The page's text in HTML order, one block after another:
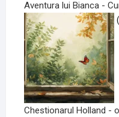
Aventura lui Bianca -
Chestionarul Holland -